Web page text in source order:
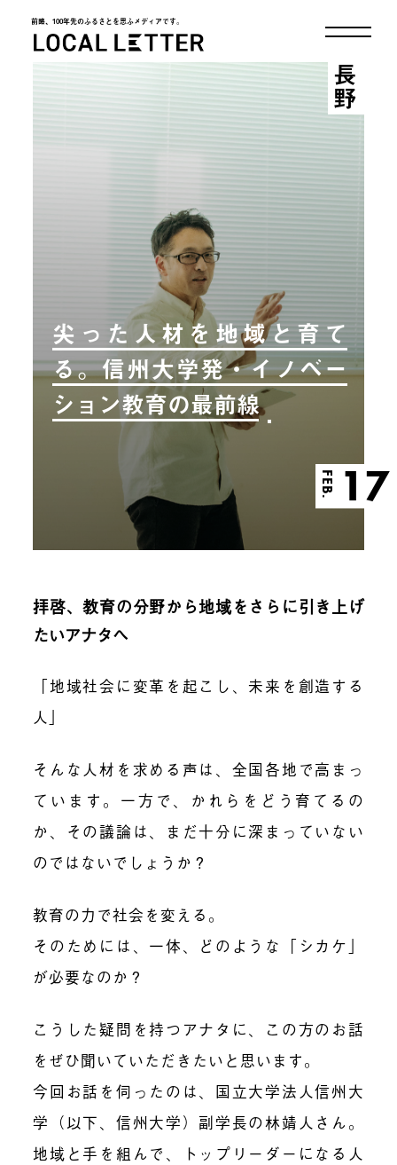
前略、100年先のふるさとを思ふメディアです。
LOCAL LETTER
尖った人材を地域と育て
る。信州大学発・イノベー
ション教育の最前線
FEB. 17
長野
拝啓、教育の分野から地域をさらに引き上げ
たいアナタへ
「地域社会に変革を起こし、未来を創造する
人」
そんな人材を求める声は、全国各地で高まっ
ています。一方で、かれらをどう育てるの
か、その議論は、まだ十分に深まっていない
のではないでしょうか？
教育の力で社会を変える。
そのためには、一体、どのような「シカケ」
が必要なのか？
こうした疑問を持つアナタに、この方のお話
をぜひ聞いていただきたいと思います。
今回お話を伺ったのは、国立大学法人信州大
学（以下、信州大学）副学長の林靖人さん。
地域と手を組んで、トップリーダーになる人